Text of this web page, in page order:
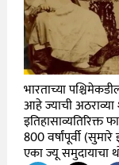
भारताच्या
आहे ज्याची अठराव्या
इतिहासाव्यतिरिक्त
800 वर्षांपूर्वी
एका ज्यू समुदायाचा